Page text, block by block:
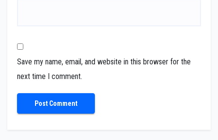
Save my name, email, and website in this browser for the
next time I comment.